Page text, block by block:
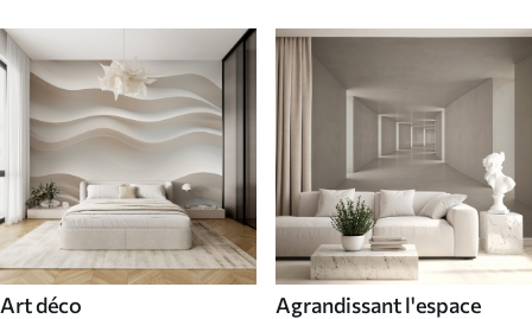
Art déco Agrandissant l'espace